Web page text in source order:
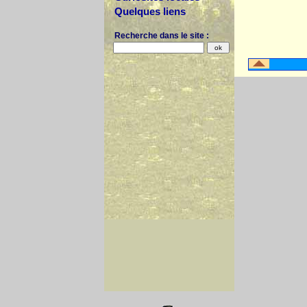
Quelques liens
Recherche dans le site :